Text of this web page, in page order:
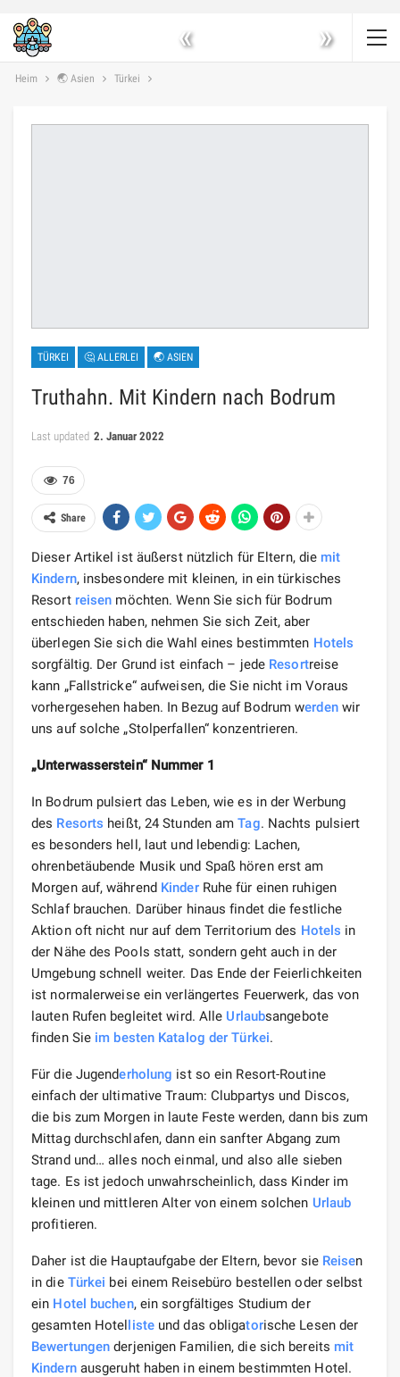
« »
Heim 🌏 Asien Türkei
TÜRKEI 🤔 ALLERLEI 🌏 ASIEN
Truthahn. Mit Kindern nach Bodrum
Last updated 2. Januar 2022
76
Share
Dieser Artikel ist äußerst nützlich für Eltern, die mit
Kindern, insbesondere mit kleinen, in ein türkisches
Resort reisen möchten. Wenn Sie sich für Bodrum
entschieden haben, nehmen Sie sich Zeit, aber
überlegen Sie sich die Wahl eines bestimmten Hotels
sorgfältig. Der Grund ist einfach – jede Resortreise
kann „Fallstricke“ aufweisen, die Sie nicht im Voraus
vorhergesehen haben. In Bezug auf Bodrum werdenwir
uns auf solche „Stolperfallen“ konzentrieren.
„Unterwasserstein“ Nummer 1
In Bodrum pulsiert das Leben, wie es in der Werbung
des Resorts heißt, 24 Stunden amTag. Nachts pulsiert
es besonders hell, laut und lebendig: Lachen,
ohrenbetäubende Musik und Spaß hören erst am
Morgen auf, während KinderRuhe für einen ruhigen
Schlaf brauchen. Darüber hinaus findet die festliche
Aktion oft nicht nur auf dem Territorium des Hotels in
der Nähe des Pools statt, sondern geht auch in der
Umgebung schnell weiter. Das Ende der Feierlichkeiten
ist normalerweise ein verlängertes Feuerwerk, das von
lauten Rufen begleitet wird. Alle Urlaubsangebote
finden Sie im besten Katalog der Türkei.
Für die Jugenderholung ist so ein Resort-Routine
einfach der ultimative Traum: Clubpartys und Discos,
die bis zum Morgen in laute Feste werden, dann bis zum
Mittag durchschlafen, dann ein sanfter Abgang zum
Strand und… alles noch einmal, und also alle sieben
tage. Es ist jedoch unwahrscheinlich, dass Kinder im
kleinen und mittleren Alter von einem solchen Urlaub
profitieren.
Daher ist die Hauptaufgabe der Eltern, bevor sie Reisen
in die Türkei bei einem Reisebüro bestellen oder selbst
ein Hotel buchen, ein sorgfältiges Studium der
gesamten Hotellisteund das obligatorische Lesen der
Bewertungen derjenigen Familien, die sich bereits mit
Kindernausgeruht haben in einem bestimmten Hotel.